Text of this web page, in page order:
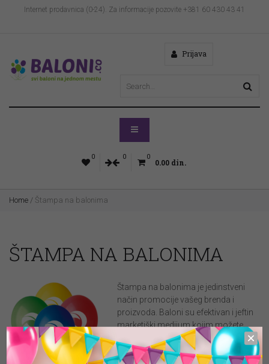
Internet prodavnica (0-24). Za informacije pozovite +381 60 430 43 41
Prijava
0 0 0
0.00 din.
Home / Štampa na balonima
ŠTAMPA NA BALONIMA
Štampa na balonima je jedinstveni
način promocije vašeg brenda i
proizvoda. Baloni su efektivan i jeftin
marketiški medijum kojim možete
postići značajan efekat u vašoj
promociji.